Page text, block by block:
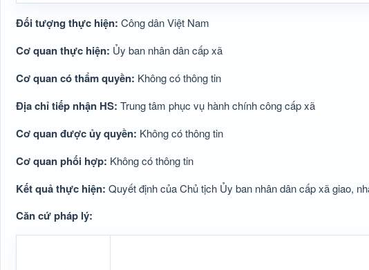
Đối tượng thực hiện: Công dân Việt Nam
Cơ quan thực hiện: Ủy ban nhân dân cấp xã
Cơ quan có thẩm quyền: Không có thông tin
Địa chỉ tiếp nhận HS: Trung tâm phục vụ hành chính công cấp xã
Cơ quan được ủy quyền: Không có thông tin
Cơ quan phối hợp: Không có thông tin
Kết quả thực hiện: Quyết định của Chủ tịch Ủy ban nhân dân cấp xã giao,
Căn cứ pháp lý: